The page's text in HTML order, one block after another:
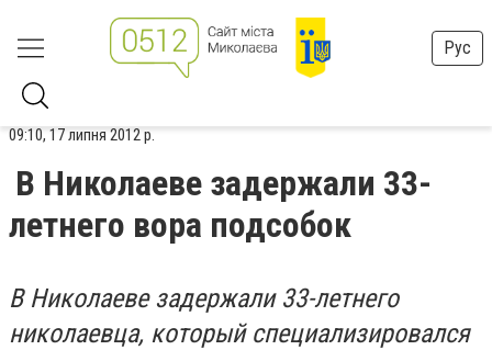
Рус
09:10, 17 липня 2012 р.
В Николаеве задержали 33-
летнего вора подсобок
В Николаеве задержали 33-летнего
николаевца, который специализировался